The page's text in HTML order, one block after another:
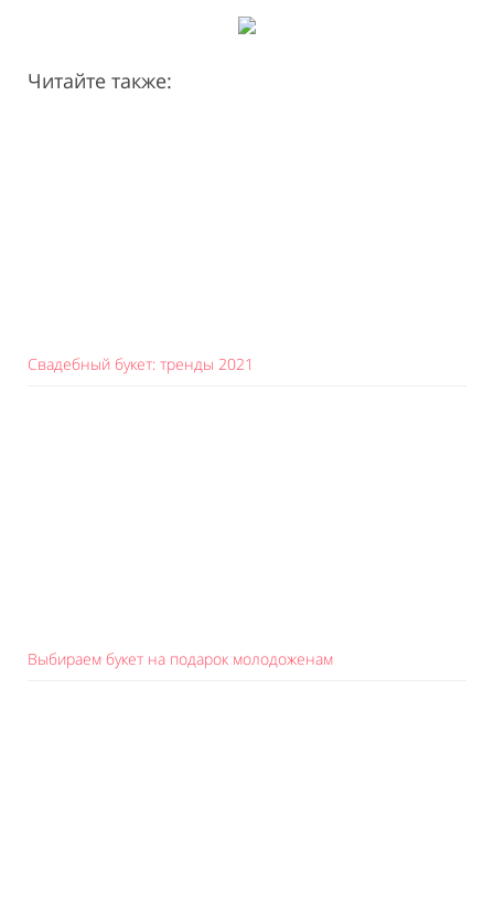
Читайте также:
Свадебный букет: тренды 2021
Выбираем букет на подарок молодоженам